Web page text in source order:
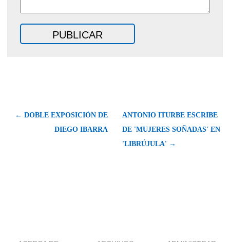
← DOBLE EXPOSICIÓN DE
DIEGO IBARRA
ANTONIO ITURBE ESCRIBE
DE 'MUJERES SOÑADAS' EN
'LIBRÚJULA' →